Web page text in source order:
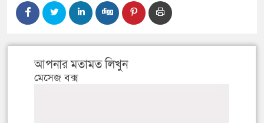
আপনার মতামত লিখুন
মেসেজ বক্স